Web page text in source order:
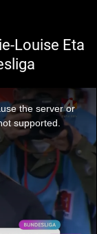
Louise Eta
the server or
supported.